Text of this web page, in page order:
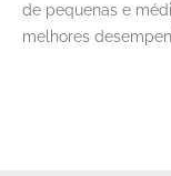
de pequenas e
melhores